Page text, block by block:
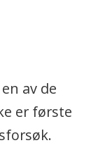
av de
er første